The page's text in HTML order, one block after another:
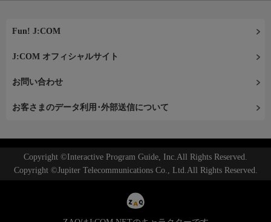
Fun! J:COM
J:COM オフィシャルサイト
お問い合わせ
お客さまのデータ利用･外部送信について
Copyright ©Interactive Program Guide, Inc.All Rights Reserved.
Copyright ©Jupiter Telecommunications Co., Ltd.All Rights Reserved.